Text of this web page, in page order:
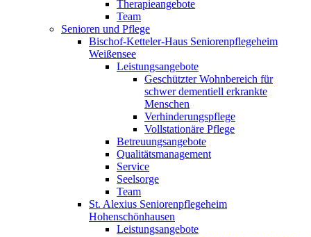
Therapieangebote
Team
Senioren und Pflege
Bischof-Ketteler-Haus Seniorenpflegeheim
Weißensee
Leistungsangebote
Geschützter Wohnbereich für
schwer dementiell erkrankte
Menschen
Verhinderungspflege
Vollstationäre Pflege
Betreuungsangebote
Qualitätsmanagement
Service
Seelsorge
Team
St. Alexius Seniorenpflegeheim
Hohenschönhausen
Leistungsangebote